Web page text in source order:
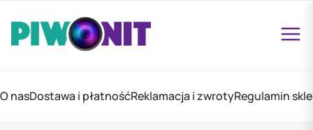
O nasDostawa i płatnośćReklamacja i zwrotyRegulamin